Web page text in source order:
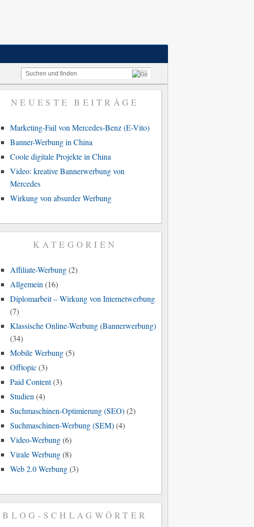
NEUESTE BEITRÄGE
Marketing-Fail von Mercedes-Benz (E-Vito)
Banner-Werbung in China
Coole digitale Projekte in China
Video: kreative Bannerwerbung von
Mercedes
Wirkung von absurder Werbung
KATEGORIEN
Affiliate-Werbung(2)
Allgemein (16)
Diplomarbeit – Wirkung von Internetwerbung
(7)
Klassische Online-Werbung (Bannerwerbung)
(34)
Mobile Werbung(5)
Offtopic(3)
Paid Content(3)
Studien (4)
Suchmaschinen-Optimierung (SEO)(2)
Suchmaschinen-Werbung (SEM)(4)
Video-Werbung(6)
Virale Werbung(8)
Web 2.0 Werbung(3)
BLOG-SCHLAGWÖRTER